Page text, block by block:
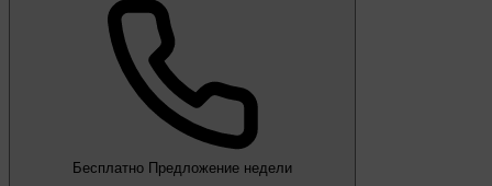
Бесплатно Предложение недели